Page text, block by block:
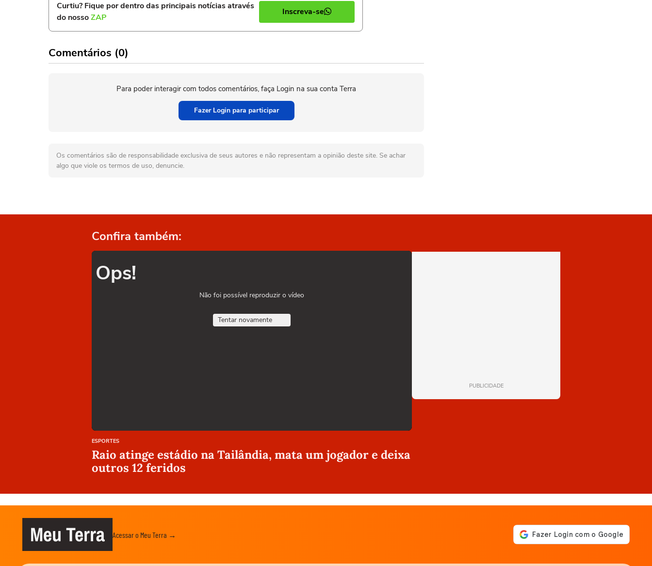
Curtiu? Fique por dentro das principais notícias através
do nossoZAP
Inscreva-se
Comentários (0)
Para poder interagir com todos comentários, faça Login na sua conta Terra
Fazer Login para participar
Os comentários são de responsabilidade exclusiva de seus autores e não representam a opinião deste site. Se achar
algo que viole os termos de uso, denuncie.
Confira também:
Ops!
Não foi possível reproduzir o vídeo
Tentar novamente
ESPORTES
Raio atinge estádio na Tailândia, mata um jogador e deixa
outros 12 feridos
PUBLICIDADE
Meu Terra Acessar o Meu Terra →